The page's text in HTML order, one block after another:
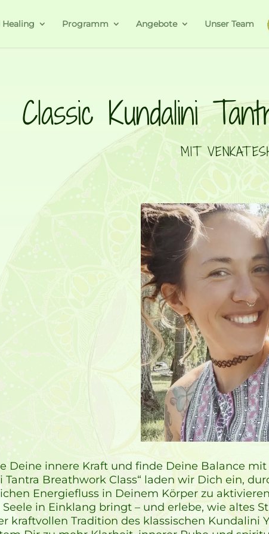
Healing Programm Angebote Unser Team
Classic Kundalini
MIT
Deine innere Kraft und finde Deine Balance
Tantra Breathwork Class“ laden wir Dich ein,
Energiefluss in Deinem Körper zu
Seele in Einklang bringt – und erlebe, wie altes
kraftvollen Tradition des klassischen